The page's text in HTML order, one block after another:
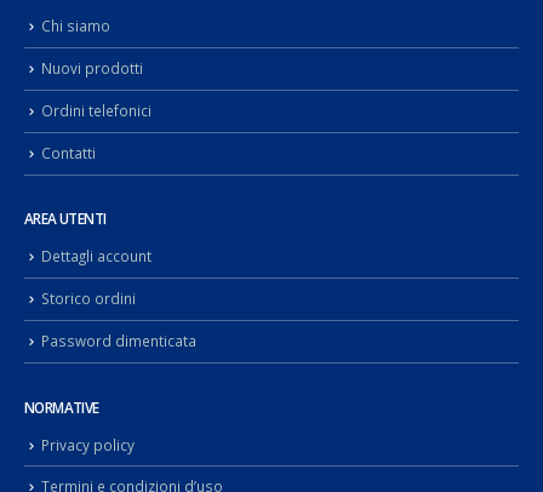
Chi siamo
Nuovi prodotti
Ordini telefonici
Contatti
AREA UTENTI
Dettagli account
Storico ordini
Password dimenticata
NORMATIVE
Privacy policy
Termini e condizioni d’uso